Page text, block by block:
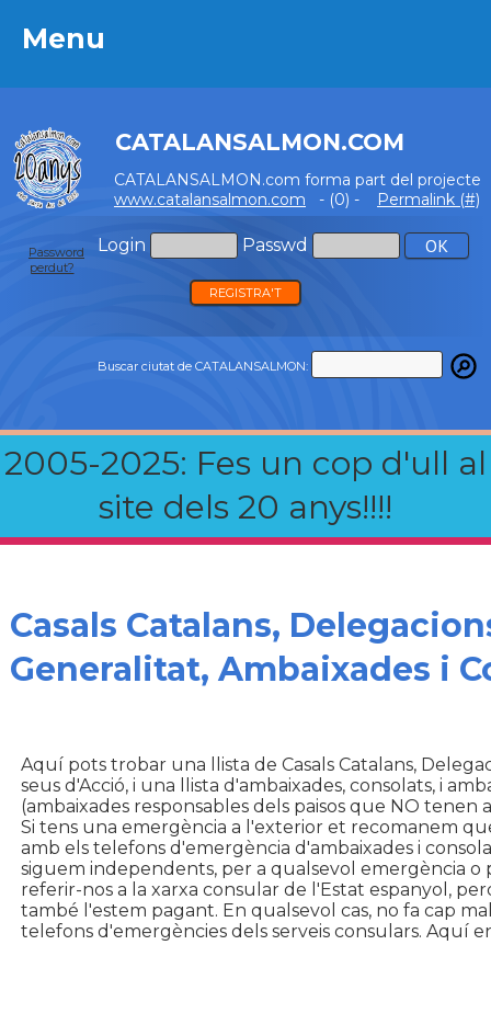
Menu
CATALANSALMON.COM
CATALANSALMON.com forma part del projecte
www.catalansalmon.com - (0) - Permalink (#)
Login Passwd
Password
perdut?
REGISTRA'T
Buscar ciutat de CATALANSALMON:
2005-2025: Fes un cop d'ull al
site dels 20 anys!!!!
Menu
Casals Catalans,
Generalitat, Ambaixades i
Aquí pots trobar una llista de Casals Catalans,
seus d'Acció, i una llista d'ambaixades, consolats, i
(ambaixades responsables dels paisos que NO tenen
Si tens una emergència a l'exterior et recomanem
amb els telefons d'emergència d'ambaixades i
siguem independents, per a qualsevol emergència o
referir-nos a la xarxa consular de l'Estat espanyol,
també l'estem pagant. En qualsevol cas, no fa cap
telefons d'emergències dels serveis consulars. Aquí